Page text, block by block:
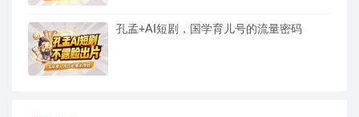
孔孟+AI短剧，国学育儿号的流量密码